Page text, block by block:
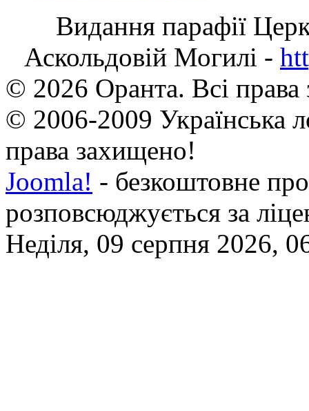
Видання парафії
Аскольдовій Могилі -
© 2026 Оранта. Всі
© 2006-2009 Українська
права захищено!
Joomla! - безкоштовне
розповсюджується за
Неділя, 09 серпня 2026,